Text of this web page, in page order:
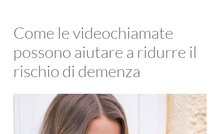
Come le videochiamate
possono aiutare a ridurre il
rischio di demenza